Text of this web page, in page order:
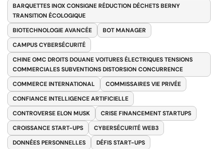
BARQUETTES INOX CONSIGNE RÉDUCTION DÉCHETS BERNY
TRANSITION ÉCOLOGIQUE
BIOTECHNOLOGIE AVANCÉE
BOT MANAGER
CAMPUS CYBERSÉCURITÉ
CHINE OMC DROITS DOUANE VOITURES ÉLECTRIQUES TENSIONS
COMMERCIALES SUBVENTIONS DISTORSION CONCURRENCE
COMMERCE INTERNATIONAL
COMMISSAIRES VIE PRIVÉE
CONFIANCE INTELLIGENCE ARTIFICIELLE
CONTROVERSE ELON MUSK
CRISE FINANCEMENT STARTUPS
CROISSANCE START-UPS
CYBERSÉCURITÉ WEB3
DONNÉES PERSONNELLES
DÉFIS START-UPS